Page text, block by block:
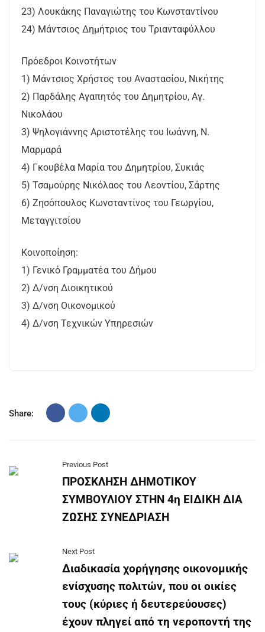
23) Λουκάκης Παναγιώτης του Κωνσταντίνου
24) Μάντσιος Δημήτριος του Τριανταφύλλου
Πρόεδροι Κοινοτήτων
1) Μάντσιος Χρήστος του Αναστασίου, Νικήτης
2) Παρδάλης Αγαπητός του Δημητρίου, Αγ.
Νικολάου
3) Ψηλογιάννης Αριστοτέλης του Ιωάννη, Ν.
Μαρμαρά
4) Γκουβέλα Μαρία του Δημητρίου, Συκιάς
5) Τσαμούρης Νικόλαος του Λεοντίου, Σάρτης
6) Ζησόπουλος Κωνσταντίνος του Γεωργίου,
Μεταγγιτσίου
Κοινοποίηση:
1) Γενικό Γραμματέα του Δήμου
2) Δ/νση Διοικητικού
3) Δ/νση Οικονομικού
4) Δ/νση Τεχνικών Υπηρεσιών
Share:
Previous Post
ΠΡΟΣΚΛΗΣΗ ΔΗΜΟΤΙΚΟΥ
ΣΥΜΒΟΥΛΙΟΥ ΣΤΗΝ 4η ΕΙΔΙΚΗ ΔΙΑ
ΖΩΣΗΣ ΣΥΝΕΔΡΙΑΣΗ
Next Post
Διαδικασία χορήγησης οικονομικής
ενίσχυσης πολιτών, που οι οικίες
τους (κύριες ή δευτερεύουσες)
έχουν πληγεί από τη νεροποντή της